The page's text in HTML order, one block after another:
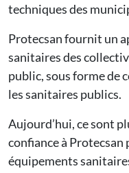
techniques des
Protecsan fournit un
sanitaires des
public, sous forme de
les sanitaires publics.
Aujourd’hui, ce sont
confiance à
équipements